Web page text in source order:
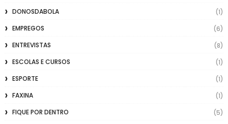
DONOSDABOLA
(1)
EMPREGOS
(6)
ENTREVISTAS
(8)
ESCOLAS E CURSOS
(1)
ESPORTE
(1)
FAXINA
(1)
FIQUE POR DENTRO
(5)